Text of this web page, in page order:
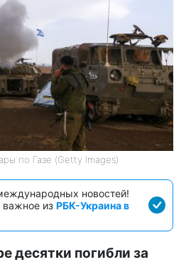
по Газе (Getty Images)
новостей!
важное из РБК-Украина в
десятки погибли за